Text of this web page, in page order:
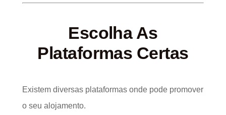
Escolha As
Plataformas Certas
Existem diversas plataformas onde pode promover
o seu alojamento.